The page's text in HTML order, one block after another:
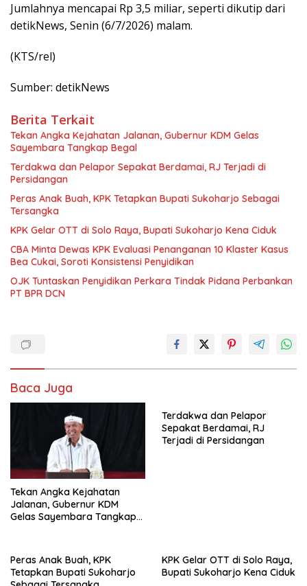
Jumlahnya mencapai Rp 3,5 miliar, seperti dikutip dari
detikNews, Senin (6/7/2026) malam.
(KTS/rel)
Sumber: detikNews
Berita Terkait
Tekan Angka Kejahatan Jalanan, Gubernur KDM Gelas
Sayembara Tangkap Begal
Terdakwa dan Pelapor Sepakat Berdamai, RJ Terjadi di
Persidangan
Peras Anak Buah, KPK Tetapkan Bupati Sukoharjo Sebagai
Tersangka
KPK Gelar OTT di Solo Raya, Bupati Sukoharjo Kena Ciduk
CBA Minta Dewas KPK Evaluasi Penanganan 10 Klaster Kasus
Bea Cukai, Soroti Konsistensi Penyidikan
OJK Tuntaskan Penyidikan Perkara Tindak Pidana Perbankan
PT BPR DCN
Baca Juga
Tekan Angka Kejahatan
Jalanan, Gubernur KDM
Gelas Sayembara Tangkap
Terdakwa dan Pelapor
Sepakat Berdamai, RJ
Terjadi di Persidangan
Peras Anak Buah, KPK
Tetapkan Bupati Sukoharjo
KPK Gelar OTT di Solo Raya,
Bupati Sukoharjo Kena Ciduk